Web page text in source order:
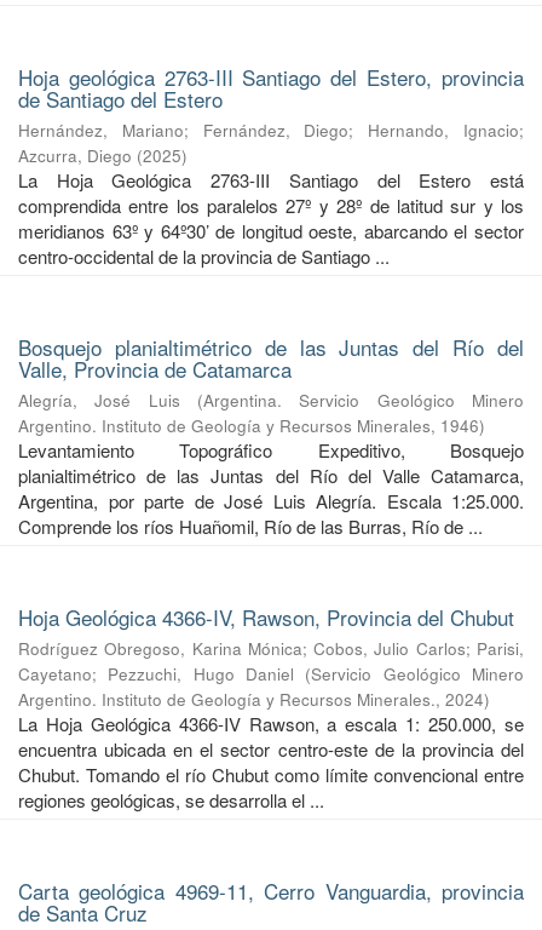
Hoja geológica 2763-III Santiago del Estero, provincia
de Santiago del Estero
Hernández, Mariano; Fernández, Diego; Hernando, Ignacio;
Azcurra, Diego (2025)
La Hoja Geológica 2763-III Santiago del Estero está
comprendida entre los paralelos 27º y 28º de latitud sur y los
meridianos 63º y 64º30’ de longitud oeste, abarcando el sector
centro-occidental de la provincia de Santiago ...
Bosquejo planialtimétrico de las Juntas del Río del
Valle, Provincia de Catamarca
Alegría, José Luis (Argentina. Servicio Geológico Minero
Argentino. Instituto de Geología y Recursos Minerales, 1946)
Levantamiento Topográfico Expeditivo, Bosquejo
planialtimétrico de las Juntas del Río del Valle Catamarca,
Argentina, por parte de José Luis Alegría. Escala 1:25.000.
Comprende los ríos Huañomil, Río de las Burras, Río de ...
Hoja Geológica 4366-IV, Rawson, Provincia del Chubut
Rodríguez Obregoso, Karina Mónica;Cobos, Julio Carlos; Parisi,
Cayetano; Pezzuchi, Hugo Daniel (Servicio Geológico Minero
Argentino. Instituto de Geología y Recursos Minerales., 2024)
La Hoja Geológica 4366-IV Rawson, a escala 1: 250.000, se
encuentra ubicada en el sector centro-este de la provincia del
Chubut. Tomando el río Chubut como límite convencional entre
regiones geológicas, se desarrolla el ...
Carta geológica 4969-11, Cerro Vanguardia, provincia
de Santa Cruz